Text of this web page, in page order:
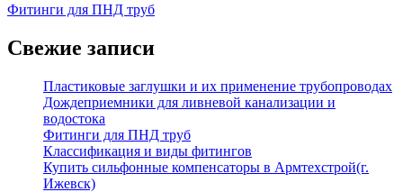
Фитинги для ПНД труб
Свежие записи
Пластиковые заглушки и их применение трубопроводах
Дождеприемники для ливневой канализации и
водостока
Фитинги для ПНД труб
Классификация и виды фитингов
Купить сильфонные компенсаторы в Армтехстрой(г.
Ижевск)